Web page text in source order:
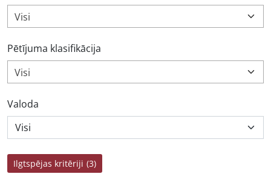
Visi
Pētījuma klasifikācija
Visi
Valoda
Ilgtspējas kritēriji (3)